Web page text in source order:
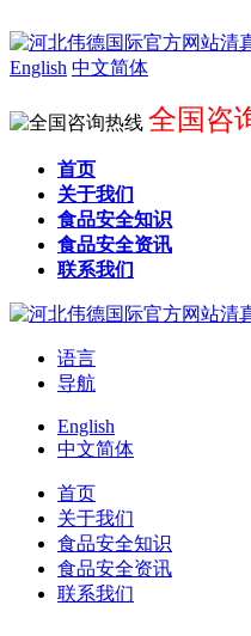
English 中文简体
全国咨
首页
关于我们
食品安全知识
食品安全资讯
联系我们
语言
导航
English
中文简体
首页
关于我们
食品安全知识
食品安全资讯
联系我们